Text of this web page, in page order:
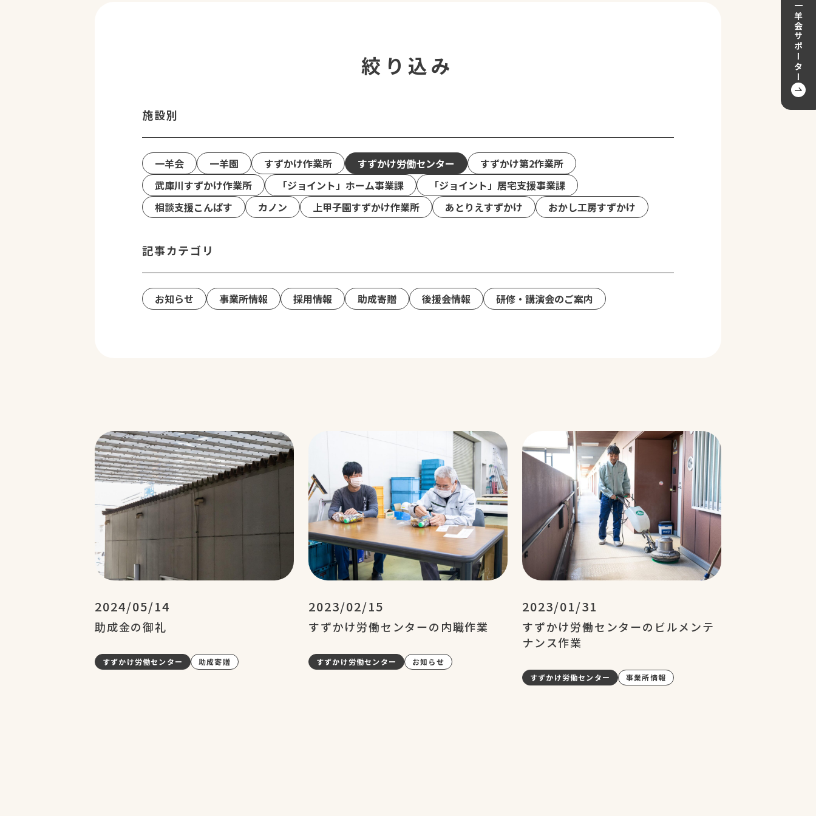
一羊会サポーター
絞り込み
施設別
一羊会 一羊園 すずかけ作業所 すずかけ労働センター
すずかけ第2作業所
武庫川すずかけ作業所
「ジョイント」ホーム事業課
「ジョイント」居宅支援事業課
相談支援こんぱす
カノン 上甲子園すずかけ作業所 あとりえすずかけ おかし工房すずかけ
記事カテゴリ
お知らせ 事業所情報 採用情報 助成寄贈 後援会情報 研修・講演会のご案内
2024/05/14
助成金の御礼
すずかけ労働センター 助成寄贈
2023/02/15
すずかけ労働センターの内職作業
すずかけ労働センター お知らせ
2023/01/31
すずかけ労働センターのビルメンテ
ナンス作業
すずかけ労働センター 事業所情報